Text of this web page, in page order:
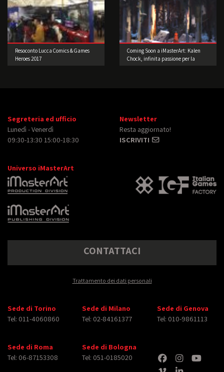
Resoconto Lucca Comics & Games
Heroes 2017
Coming Soon a iMasterArt: Kalen
Chock, infinita passione per la
Segreteria ed ufficio
Lunedì - Venerdì
09:30-13:30 15:00-18:30
Newsletter
Resta aggiornato!
ISCRIVITI
Universo iMasterArt
CONTATTACI
Trattamento dei dati personali
Sede di Torino
Tel: 011-4060860
Sede di Milano
Tel: 02-84161377
Sede di Genova
Tel: 010-9861113
Sede di Roma
Tel: 06-87153308
Sede di Bologna
Tel: 051-0185020